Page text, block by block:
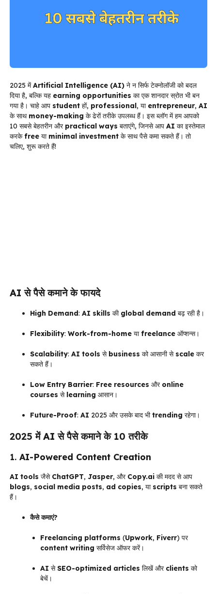
2025 मेंArtificial Intelligence (AI) ने न सिर्फ टेक्नोलॉजी को बदल
दिया है, बल्कि यह earning opportunities का एक शानदार स्रोत भी बन
गया है। चाहे आप student हों, professional , या entrepreneur, AI
के साथ money-making के ढेरों तरीके उपलब्ध हैं। इस ब्लॉग में हम आपको
10 सबसे बेहतरीन और practical ways बताएंगे, जिनसे आप AI का इस्तेमाल
करके free या minimal investment के साथ पैसे कमा सकते हैं। तो
चलिए, शुरू करते हैं!
AI से पैसे कमाने के फायदे
High Demand: AI skills की global demand बढ़ रही है।
Flexibility: Work-from-home या freelance ऑप्शन्स।
Scalability: AI tools से business को आसानी से scale कर
सकते हैं।
Low Entry Barrier: Free resources और online
courses से learning आसान।
Future-Proof: AI 2025 और उसके बाद भीtrending रहेगा।
2025 मेंAI से पैसे कमाने के 10 तरीके
1. AI-Powered Content Creation
AI tools जैसे ChatGPT, Jasper, और Copy.ai की मदद से आप
blogs, social media posts, ad copies, या scripts बना सकते
हैं।
कैसे कमाएं?
Freelancing platforms (Upwork, Fiverr) पर
content writing सर्विसेज ऑफर करें।
AI सेSEO-optimized articles लिखें और clients को
बेचें।